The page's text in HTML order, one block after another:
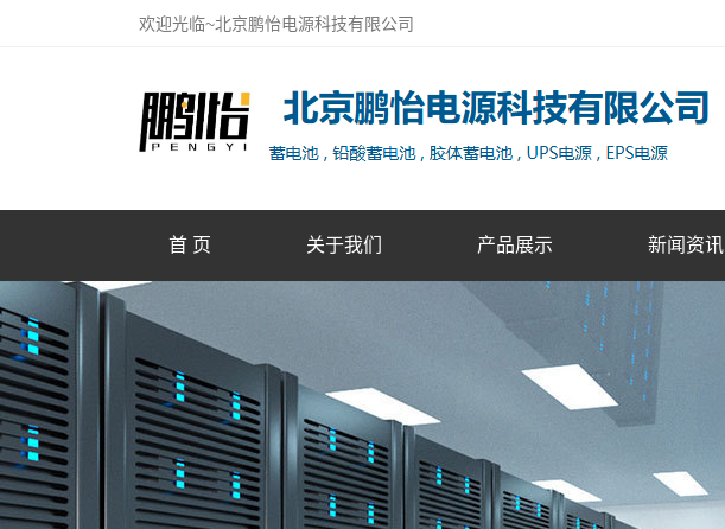
欢迎光临~北京鹏怡电源科技有限公司
首 页 关于我们 产品展示 新闻资讯